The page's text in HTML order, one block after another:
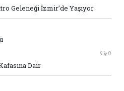
Geleneği İzmir’de Yaşıyor
0
Dair